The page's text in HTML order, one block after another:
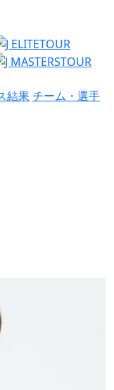
結果チーム・選手